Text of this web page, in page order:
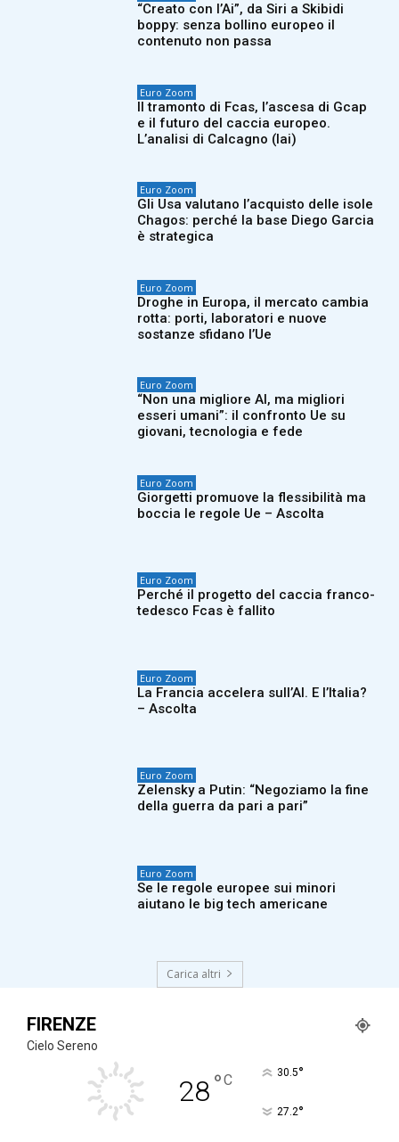
“Creato con l’Ai”, da Siri a Skibidi
boppy: senza bollino europeo il
contenuto non passa
Euro Zoom
Il tramonto di Fcas, l’ascesa di Gcap
e il futuro del caccia europeo.
L’analisi di Calcagno (Iai)
Euro Zoom
Gli Usa valutano l’acquisto delle isole
Chagos: perché la base Diego Garcia
è strategica
Euro Zoom
Droghe in Europa, il mercato cambia
rotta: porti, laboratori e nuove
sostanze sfidano l’Ue
Euro Zoom
“Non una migliore AI, ma migliori
esseri umani”: il confronto Ue su
giovani, tecnologia e fede
Euro Zoom
Giorgetti promuove la flessibilità ma
boccia le regole Ue – Ascolta
Euro Zoom
Perché il progetto del caccia franco-
tedesco Fcas è fallito
Euro Zoom
La Francia accelera sull’AI. E l’Italia?
– Ascolta
Euro Zoom
Zelensky a Putin: “Negoziamo la fine
della guerra da pari a pari”
Euro Zoom
Se le regole europee sui minori
aiutano le big tech americane
Carica altri
FIRENZE
Cielo Sereno
28°C 30.5°
27.2°